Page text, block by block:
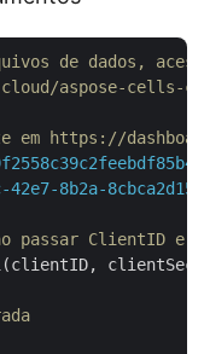
de dados,
aspose-cells-
em https://
8b2a-
passar ClientID e